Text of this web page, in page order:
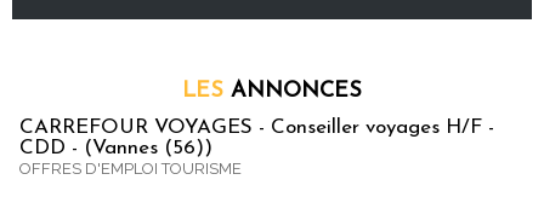
LES ANNONCES
CARREFOUR VOYAGES - Conseiller voyages H/F -
CDD - (Vannes (56))
OFFRES D'EMPLOI TOURISME